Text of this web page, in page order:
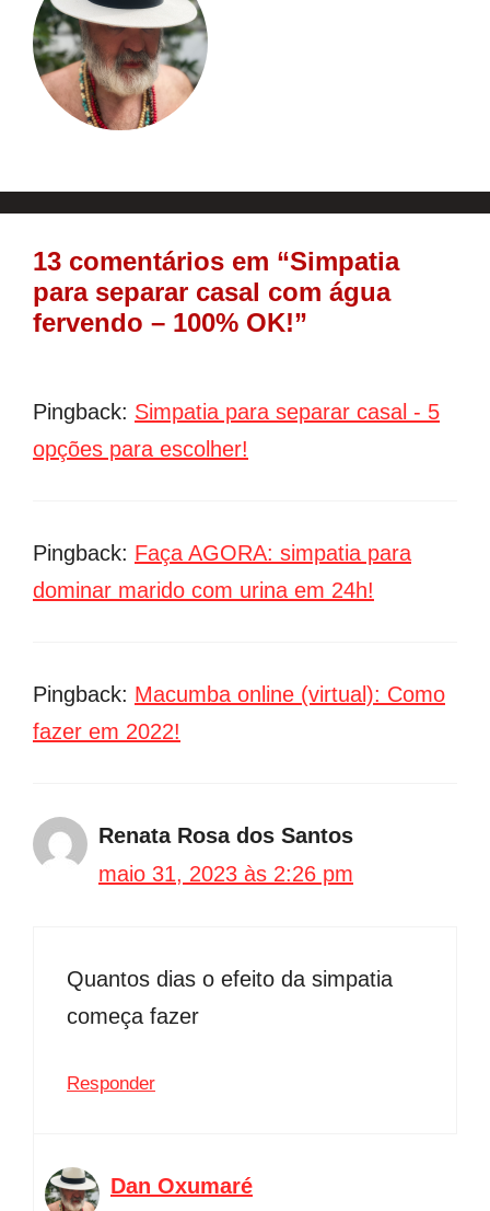
13 comentários em “Simpatia
para separar casal com água
fervendo – 100% OK!”
Pingback: Simpatia para separar casal - 5
opções para escolher!
Pingback: Faça AGORA: simpatia para
dominar marido com urina em 24h!
Pingback: Macumba online (virtual): Como
fazer em 2022!
Renata Rosa dos Santos
maio 31, 2023 às 2:26 pm
Quantos dias o efeito da simpatia
começa fazer
Responder
Dan Oxumaré